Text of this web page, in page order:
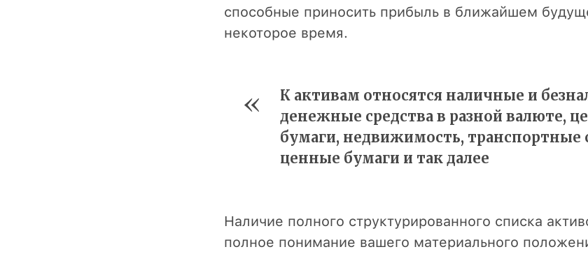
способные приносить прибыль в ближайшем
некоторое время.
К активам относятся наличные и
денежные средства в разной валюте,
бумаги, недвижимость, транспортные
ценные бумаги и так далее
Наличие полного структурированного списка
полное понимание вашего материального